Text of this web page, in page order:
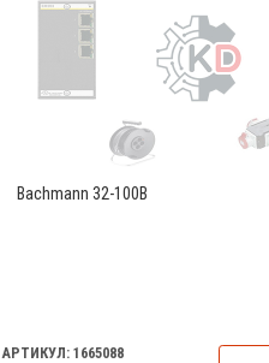
Bachmann 32-100B
АРТИКУЛ: 1665088